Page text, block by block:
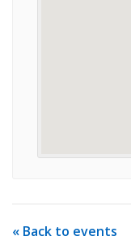
« Back to events